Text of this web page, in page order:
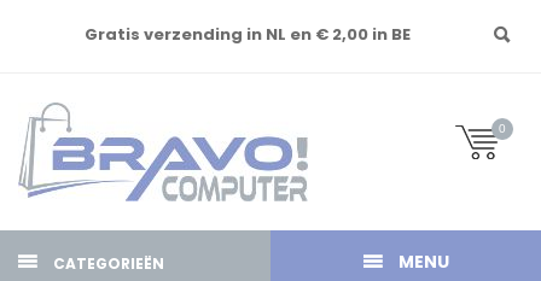
Gratis verzending in NL en € 2,00 in BE
0
CATEGORIEËN MENU